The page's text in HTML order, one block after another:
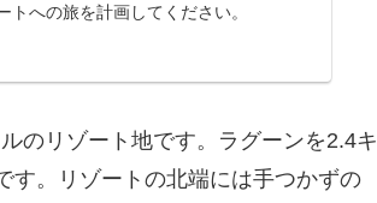
への旅を計画してください。
のリゾート地です。ラグーンを2.4キ
す。リゾートの北端には手つかずの